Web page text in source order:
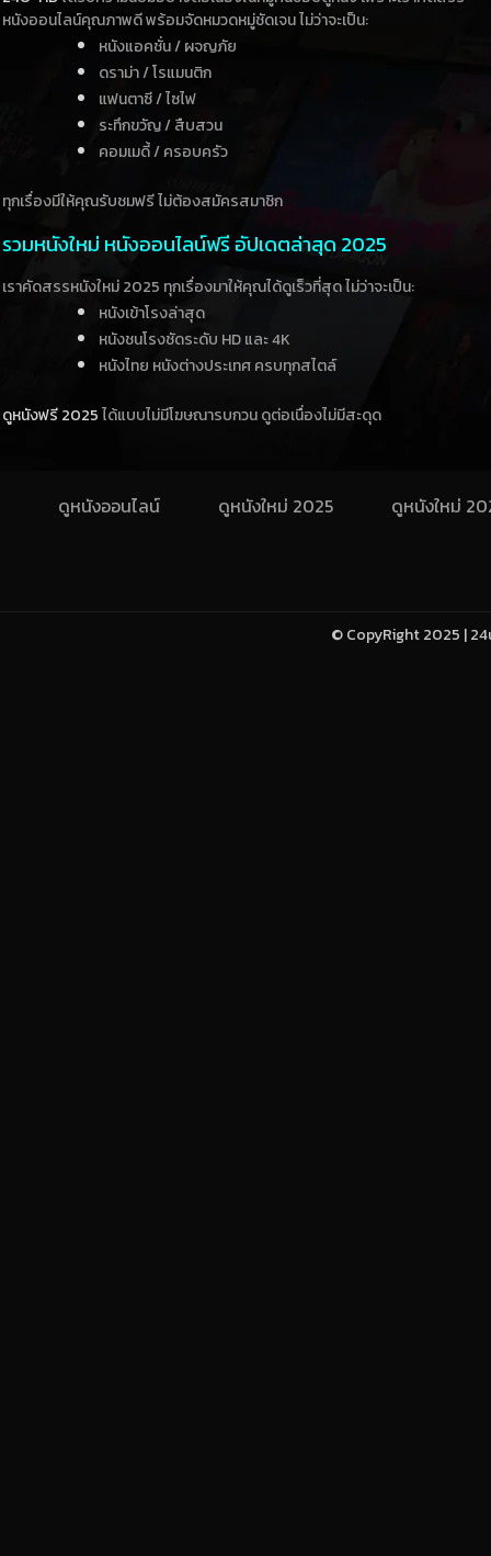
หนังออนไลน์คุณภาพดี พร้อมจัดหมวดหมู่ชัดเจน ไม่ว่าจะเป็น:
หนังแอคชั่น / ผจญภัย
ดราม่า / โรแมนติก
แฟนตาซี / ไซไฟ
ระทึกขวัญ / สืบสวน
คอมเมดี้ / ครอบครัว
ทุกเรื่องมีให้คุณรับชมฟรี ไม่ต้องสมัครสมาชิก
รวมหนังใหม่ หนังออนไลน์ฟรี อัปเดตล่าสุด 2025
เราคัดสรรหนังใหม่ 2025 ทุกเรื่องมาให้คุณได้ดูเร็วที่สุด ไม่ว่าจะเป็น:
หนังเข้าโรงล่าสุด
หนังชนโรงชัดระดับ HD และ 4K
หนังไทย หนังต่างประเทศ ครบทุกสไตล์
ดูหนังฟรี 2025ได้แบบไม่มีโฆษณารบกวน ดูต่อเนื่องไม่มีสะดุด
ดูหนังออนไลน์ ดูหนังใหม่ 2025 ดูหนังใหม่
© CopyRight 2025 |